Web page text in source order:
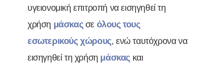
υγειονομική επιτροπή να εισηγηθεί τη
χρήση μάσκαςσε όλους τους
εσωτερικούς χώρους, ενώ ταυτόχρονα να
εισηγηθεί τη χρήση μάσκας και